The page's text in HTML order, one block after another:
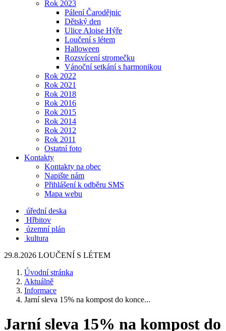
Rok 2023
Pálení Čarodějnic
Dětský den
Ulice Aloise Hýře
Loučení s létem
Halloween
Rozsvícení stromečku
Vánoční setkání s harmonikou
Rok 2022
Rok 2021
Rok 2018
Rok 2016
Rok 2015
Rok 2014
Rok 2012
Rok 2011
Ostatní foto
Kontakty
Kontakty na obec
Napište nám
Přihlášení k odběru SMS
Mapa webu
úřední deska
Hřbitov
územní plán
kultura
29.8.2026 LOUČENÍ S LÉTEM
Úvodní stránka
Aktuálně
Informace
Jarní sleva 15% na kompost do konce...
Jarní sleva 15% na kompost do